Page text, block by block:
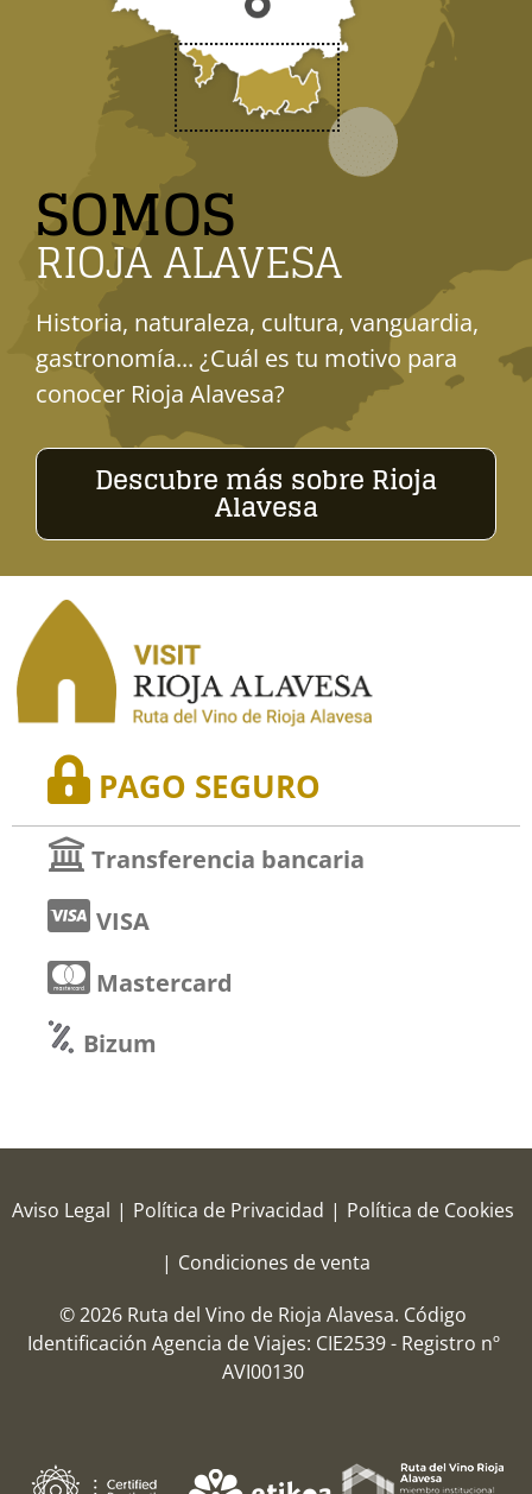
SOMOS
RIOJA ALAVESA
Historia, naturaleza, cultura, vanguardia,
gastronomía... ¿Cuál es tu motivo para
conocer Rioja Alavesa?
Descubre más sobre Rioja
Alavesa
PAGO SEGURO
Transferencia bancaria
VISA
Mastercard
Bizum
Aviso Legal | Política de Privacidad | Política de Cookies
| Condiciones de venta
© 2026 Ruta del Vino de Rioja Alavesa. Código
Identificación Agencia de Viajes: CIE2539 - Registro nº
AVI00130